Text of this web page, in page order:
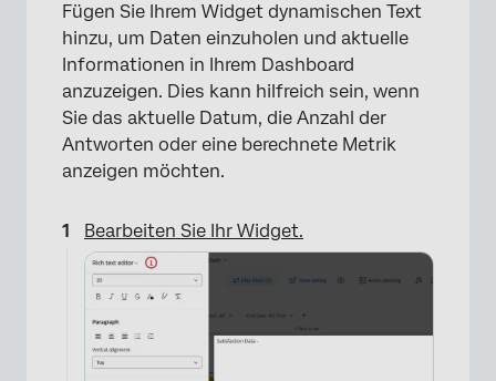
Fügen Sie Ihrem Widget dynamischen Text
hinzu, um Daten einzuholen und aktuelle
Informationen in Ihrem Dashboard
anzuzeigen. Dies kann hilfreich sein, wenn
Sie das aktuelle Datum, die Anzahl der
Antworten oder eine berechnete Metrik
anzeigen möchten.
Bearbeiten Sie Ihr Widget.